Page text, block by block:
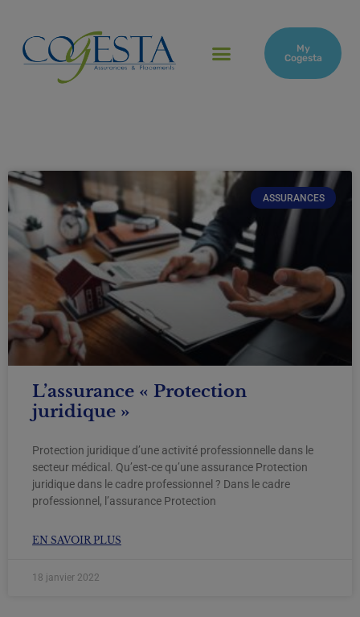
My
Cogesta
ASSURANCES
L’assurance « Protection
juridique »
Protection juridique d’une activité professionnelle dans le
secteur médical. Qu’est-ce qu’une assurance Protection
juridique dans le cadre professionnel ? Dans le cadre
professionnel, l’assurance Protection
EN SAVOIR PLUS
18 janvier 2022